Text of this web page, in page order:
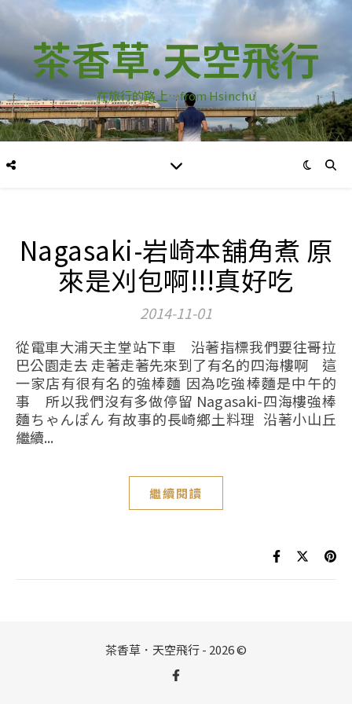
茶香草.天空飛行
在旅行的路上…from Hsinchu
Nagasaki-岩崎本舖角煮 原
來是刈包啊!!!真好吃
2014-11-01
從電車大浦天主堂站下車 沿著指標我們要往哥拉
巴公園走去 走著走著先來到了有名的四海樓啊 這
一家店有很有名的強棒麵 因為吃強棒麵是中午的
事 所以我們沒有多做停留 Nagasaki-四海樓強棒
麵ちゃんぽん 有故事的長崎鄉土料理 沿著小山丘
繼續...
繼續閱讀
茶香草．天空飛行 - 2026 ©